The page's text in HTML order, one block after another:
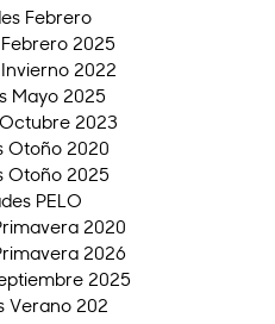
Febrero
2025
2022
Mayo 2025
2023
Otoño 2020
Otoño 2025
PELO
2020
2026
2025
Verano 202